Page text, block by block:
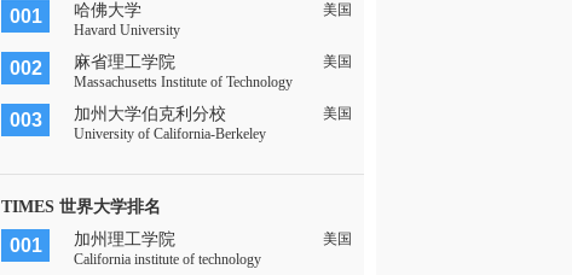
001 哈佛大学
美国
Havard University
002 麻省理工学院
美国
Massachusetts Institute of Technology
003 加州大学伯克利分校
美国
University of California-Berkeley
TIMES 世界大学排名
001 加州理工学院
美国
California institute of technology